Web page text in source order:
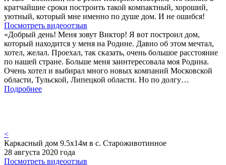
кратчайшие сроки построить такой компактный, хороший,
уютный, который мне именно по душе дом. И не ошибся!
Посмотреть видеоотзыв
«Добрый день! Меня зовут Виктор! Я вот построил дом,
который находится у меня на Родине. Давно об этом мечтал,
хотел, желал. Проехал, так сказать, очень большое расстояние
по нашей стране. Больше меня заинтересовала моя Родина.
Очень хотел и выбирал много новых компаний Московской
области, Тульской, Липецкой области. Но по долгу…
Подробнее
<
Каркасный дом 9.5х14м в с. Староживотинное
28 августа 2020 года
Посмотреть видеоотзыв